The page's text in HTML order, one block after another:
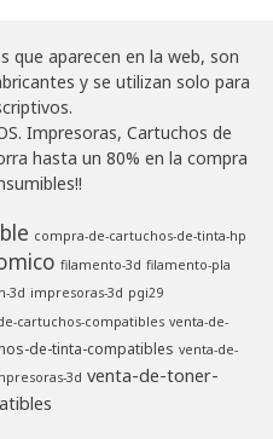
que aparecen en la web, son
y se utilizan solo para
Impresoras, Cartuchos de
hasta un 80% en la compra
compra-de-cartuchos-de-tinta-hp
filamento-3d filamento-pla
3d impresoras-3d pgi29
cartuchos-compatibles venta-de-
de-tinta-compatibles venta-de-
3d venta-de-toner-